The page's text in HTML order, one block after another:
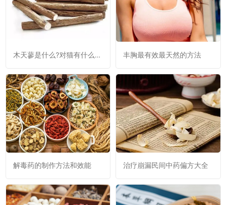
木天蓼是什么?对猫有什么作
丰胸最有效最天然的方法
解毒药的制作方法和效能 治疗崩漏民间中药偏方大全